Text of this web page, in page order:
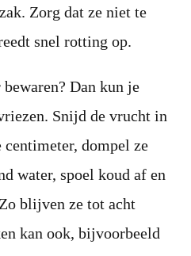
Zorg dat ze niet te
snel rotting op.
Dan kun je
Snijd de vrucht in
centimeter, dompel ze
water, spoel koud af en
blijven ze tot acht
kan ook, bijvoorbeeld